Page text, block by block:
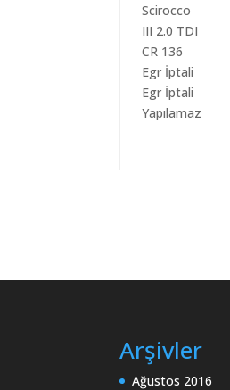
Egr İptali
Yapılamaz
Arşivler
Ağustos 2016